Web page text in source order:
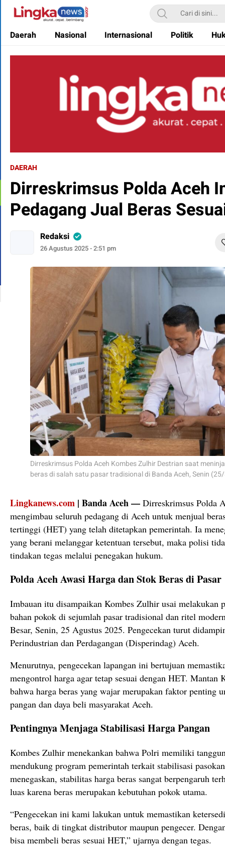
Lingkanews
Akurat. Cepat & Berimbang
Daerah Nasional Internasional Politik
DAERAH
Dirreskrimsus Polda Aceh
Pedagang Jual Beras
Redaksi
26 Agustus 2025 - 2:51 pm
Dirreskrimsus Polda Aceh Kombes Zulhir Destrian saat
beras di salah satu pasar tradisional di Banda Aceh, Senin
Lingkanews.com | Banda Aceh — Dirreskrimsus Polda
mengimbau seluruh pedagang di Aceh untuk menjual
tertinggi (HET) yang telah ditetapkan pemerintah. Ia
yang berani melanggar ketentuan tersebut, maka polisi
tindakan tegas melalui penegakan hukum.
Polda Aceh Awasi Harga dan Stok Beras di Pasar
Imbauan itu disampaikan Kombes Zulhir usai melakukan
bahan pokok di sejumlah pasar tradisional dan ritel
Besar, Senin, 25 Agustus 2025. Pengecekan turut
Perindustrian dan Perdagangan (Disperindag) Aceh.
Menurutnya, pengecekan lapangan ini bertujuan
mengontrol harga agar tetap sesuai dengan HET. Mantan
bahwa harga beras yang wajar merupakan faktor penting
pangan dan daya beli masyarakat Aceh.
Pentingnya Menjaga Stabilisasi Harga Pangan
Kombes Zulhir menekankan bahwa Polri memiliki
mendukung program pemerintah terkait stabilisasi
menegaskan, stabilitas harga beras sangat berpengaruh
luas karena beras merupakan kebutuhan pokok utama.
“Pengecekan ini kami lakukan untuk memastikan
beras, baik di tingkat distributor maupun pengecer.
bisa membeli beras sesuai HET,” ujarnya dengan tegas.